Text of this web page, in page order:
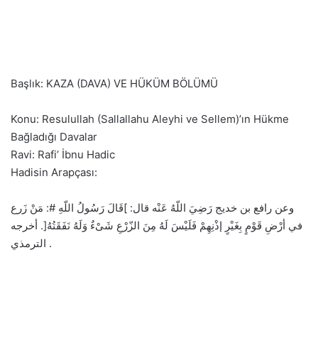
Başlık: KAZA (DAVA) VE HÜKÜM BÖLÜMÜ
Konu: Resulullah (Sallallahu Aleyhi ve Sellem)’ın Hükme
Bağladığı Davalar
Ravi: Rafi’ İbnu Hadic
Hadisin Arapçası:
وعن رافع بن خديج رَضِيَ اللّهُ عَنْه قال: ]قَالَ رَسُولُ اللّهِ #: مَنْ زَرع
في أرْضِ قَوْمٍ بِغَيْرٍ إذْنِهِمْ فَلَيْسَ لَهُ مِنَ الزّرْعِ شَىْءٌ وَلَهُ نَفَقَتُهُ[. أخرجه
الترمذي .